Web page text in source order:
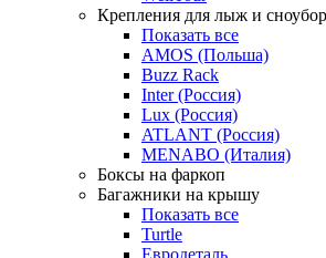
Крепления для лыж и
Показать все
AMOS (Польша)
Buzz Rack
Inter (Россия)
Lux (Россия)
ATLANT (Россия)
MENABO (Италия)
Боксы на фаркоп
Багажники на крышу
Показать все
Turtle
Евродеталь